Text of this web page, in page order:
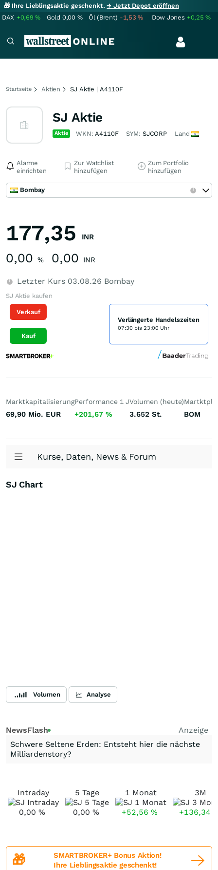
🎁 Ihre Lieblingsaktie geschenkt.→ Jetzt Depot eröffnen
DAX +0,69% Gold 0,00 % Öl (Brent) -1,53% Dow Jones +0,25%
Startseite Aktien SJ Aktie | A4110F
SJ Aktie
Aktie WKN:A4110F SYM: SJCORP Land
Alarme
einrichten
Zur Watchlist
hinzufügen
Zum Portfolio
hinzufügen
Bombay
177,35 INR
0,00 % 0,00 INR
Letzter Kurs 03.08.26 Bombay
SJ Aktie kaufen
Verkauf
Kauf
Verlängerte Handelszeiten
07:30 bis 23:00 Uhr
Marktkapitalisierung
69,90 Mio. EUR
Performance 1 J
+201,67 %
Volumen (heute)
3.652 St. BOM
Kurse, Daten, News & Forum
SJ Chart
Volumen Analyse
NewsFlash
Anzeige
Schwere Seltene Erden: Entsteht hier die nächste
Milliardenstory?
Intraday
0,00 %
5 Tage
0,00 %
1 Monat
+52,56 %
3M
+136,34
🎁
SMARTBROKER+ Bonus Aktion!
Ihre Lieblingsaktie geschenkt!